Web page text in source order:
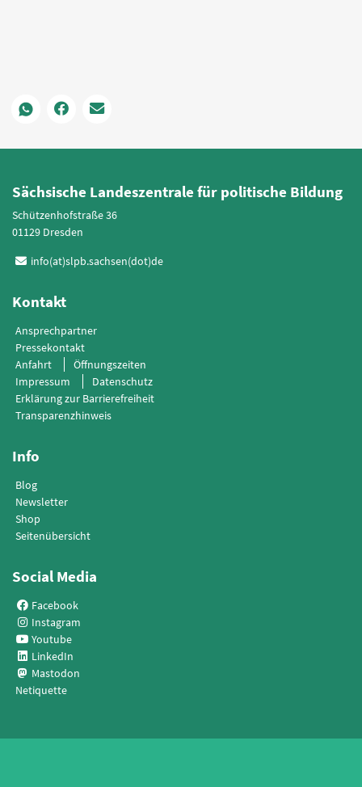
Sächsische Landeszentrale für politische Bildung
Schützenhofstraße 36
01129 Dresden
info(at)slpb.sachsen(dot)de
Kontakt
Ansprechpartner
Pressekontakt
Anfahrt
Öffnungszeiten
Impressum
Datenschutz
Erklärung zur Barrierefreiheit
Transparenzhinweis
Info
Blog
Newsletter
Shop
Seitenübersicht
Social Media
Facebook
Instagram
Youtube
LinkedIn
Mastodon
Netiquette